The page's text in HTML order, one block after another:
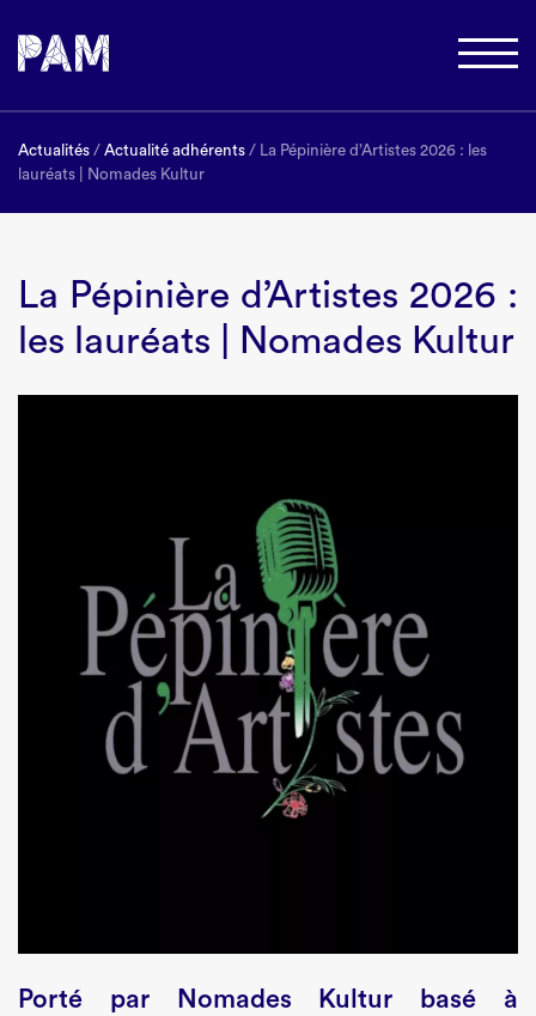
Actualités / Actualité adhérents / La Pépinière d’Artistes 2026 : les
lauréats | Nomades Kultur
La Pépinière d’Artistes 2026 :
les lauréats | Nomades Kultur
Porté par Nomades Kultur basé à